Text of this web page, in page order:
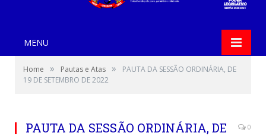
MENU
Home » Pautas e Atas »
PAUTA DA SESSÃO ORDINÁRIA, DE
19 DE SETEMBRO DE 2022
PAUTA DA SESSÃO ORDINÁRIA, DE
0